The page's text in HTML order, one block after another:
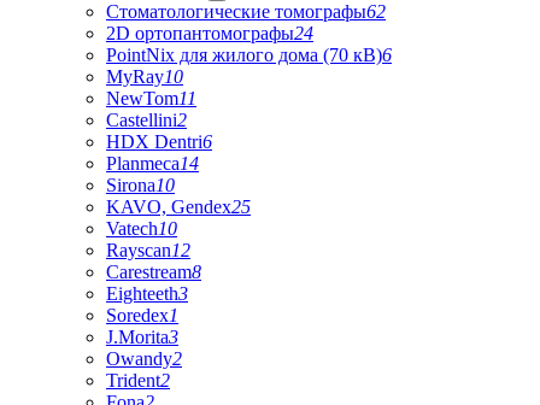
Стоматологические томографы62
2D ортопантомографы24
PointNix для жилого дома (70 кВ)6
MyRay10
NewTom11
Castellini2
HDX Dentri6
Planmeca14
Sirona10
KAVO, Gendex25
Vatech10
Rayscan12
Carestream8
Eighteeth3
Soredex1
J.Morita3
Owandy2
Trident2